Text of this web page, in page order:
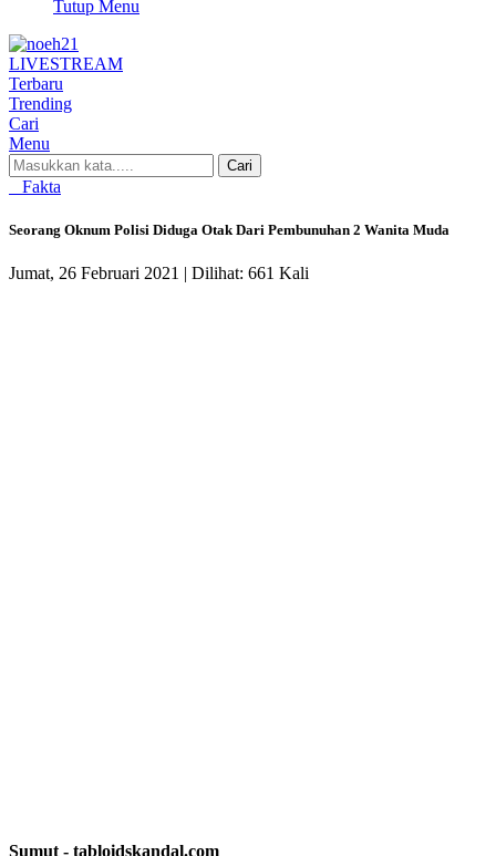
Tutup Menu
LIVESTREAM
Terbaru
Trending
Cari
Menu
Cari
Fakta
Seorang Oknum Polisi Diduga Otak Dari Pembunuhan 2 Wanita Muda
Jumat, 26 Februari 2021 | Dilihat: 661 Kali
Sumut - tabloidskandal.com